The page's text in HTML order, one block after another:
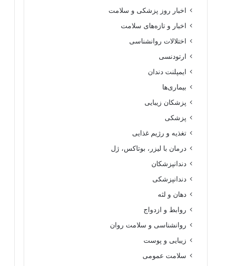
اخبار روز پزشکی و سلامت
اخبار و تازه‌های سلامت
اختلالات روانشناسی
ارتودنسی
ایمپلنت دندان
بیماری‌ها
پزشکان زیبایی
پزشکی
تغذیه و رژیم غذایی
درمان با لیزر، بوتاکس، ژل
دندانپزشکان
دندانپزشکی
دهان و لثه
روابط و ازدواج
روانشناسی و سلامت روان
زیبایی و پوست
سلامت عمومی